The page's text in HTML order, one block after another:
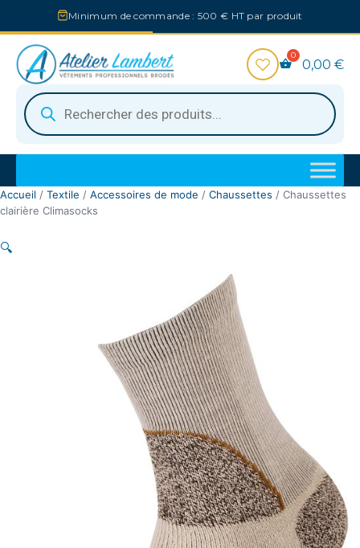
au
contenu
Minimum de commande : 500 € HT par produit
Recherche
de
produits
0,00 €
Accueil / Textile / Accessoires de mode / Chaussettes / Chaussettes
clairière Climasocks
🔍